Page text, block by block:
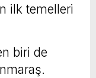
ilk temelleri
biri de